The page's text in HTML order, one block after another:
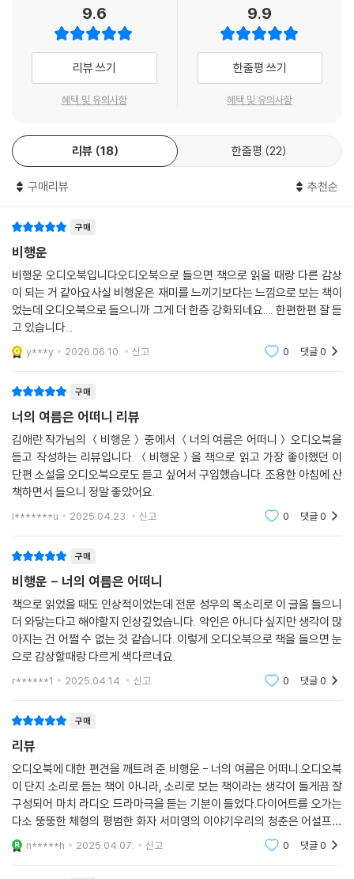
9.6
리뷰 쓰기
혜택 및 유의사항
9.9
한줄평 쓰기
혜택 및 유의사항
리뷰 18 한줄평 22
구매리뷰 추천순
구매
비행운
비행운 오디오북입니다오디오북으로 들으면 책으로 읽을 때랑 다른 감상
이 되는 거 같아요사실 비행운은 재미를 느끼기보다는 느낌으로 보는 책이
었는데 오디오북으로 들으니까 그게 더 한층 강화되네요.... 한편한편 잘 듣
고 있습니다...
y***y 2026.06.10. 신고 0 댓글0
구매
너의 여름은 어떠니 리뷰
김애란 작가님의 ＜비행운＞ 중에서 ＜너의 여름은 어떠니＞ 오디오북을
듣고 작성하는 리뷰입니다. ＜비행운＞을 책으로 읽고 가장 좋아했던 이
단편 소설을 오디오북으로도 듣고 싶어서 구입했습니다. 조용한 아침에 산
책하면서 들으니 정말 좋았어요.
l*******u 2025.04.23. 신고 0 댓글0
구매
비행운 - 너의 여름은 어떠니
책으로 읽었을 때도 인상적이었는데 전문 성우의 목소리로 이 글을 들으니
더 와닿는다고 해야할지 인상깊었습니다. 악인은 아니다 싶지만 생각이 많
아지는 건 어쩔 수 없는 것 같습니다. 이렇게 오디오북으로 책을 들으면 눈
으로 감상할때랑 다르게 색다르네요.
r******1 2025.04.14. 신고 0 댓글0
구매
리뷰
오디오북에 대한 편견을 깨트려 준 비행운 - 너의 여름은 어떠니.오디오북
이 단지 소리로 듣는 책이 아니라, 소리로 보는 책이라는 생각이 들게끔 잘
구성되어 마치 라디오 드라마극을 듣는 기분이 들었다.다이어트를 오가는
다소 뚱뚱한 체형의 평범한 화자 서미영의 이야기우리의 청춘은 어설프고
모자르고 때론 착각 속에 있었지만 그래도 예뻤다 라는 생각이 든다.
n*****h 2025.04.07. 신고 0 댓글0